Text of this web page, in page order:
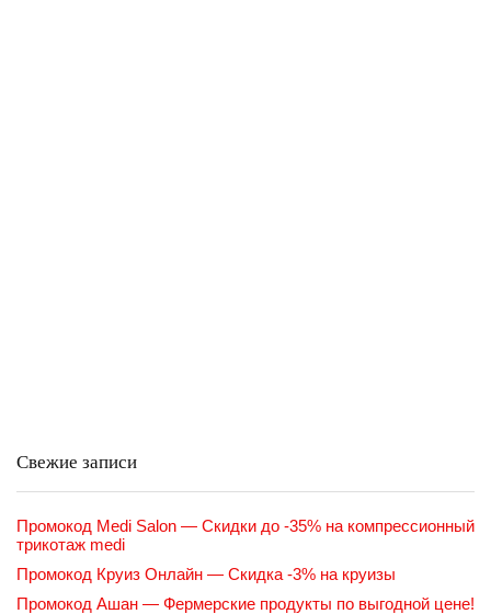
Свежие записи
Промокод Medi Salon — Скидки до -35% на компрессионный
трикотаж medi
Промокод Круиз Онлайн — Скидка -3% на круизы
Промокод Ашан — Фермерские продукты по выгодной цене!